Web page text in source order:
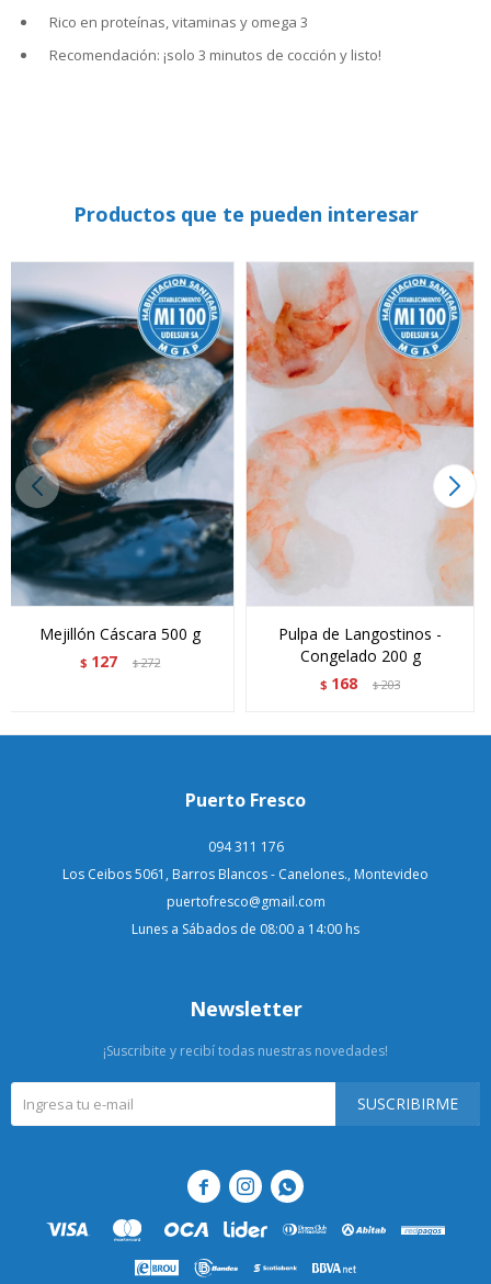
Rico en proteínas, vitaminas y omega 3
Recomendación: ¡solo 3 minutos de cocción y listo!
Productos que te pueden interesar
Mejillón Cáscara 500 g
$ 127 $272
Pulpa de Langostinos -
Congelado 200 g
$ 168 $203
Puerto Fresco
094 311 176
Los Ceibos 5061, Barros Blancos - Canelones., Montevideo
puertofresco@gmail.com
Lunes a Sábados de 08:00 a 14:00 hs
Newsletter
¡Suscribite y recibí todas nuestras novedades!
SUSCRIBIRME
  